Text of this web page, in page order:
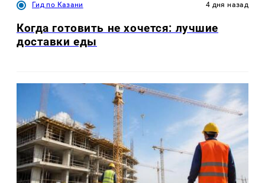
Гид по Казани 4 дня назад
Когда готовить не хочется: лучшие
доставки еды